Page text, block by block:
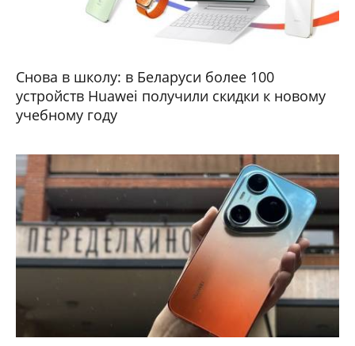
Снова в школу: в Беларуси более 100
устройств Huawei получили скидки к новому
учебному году